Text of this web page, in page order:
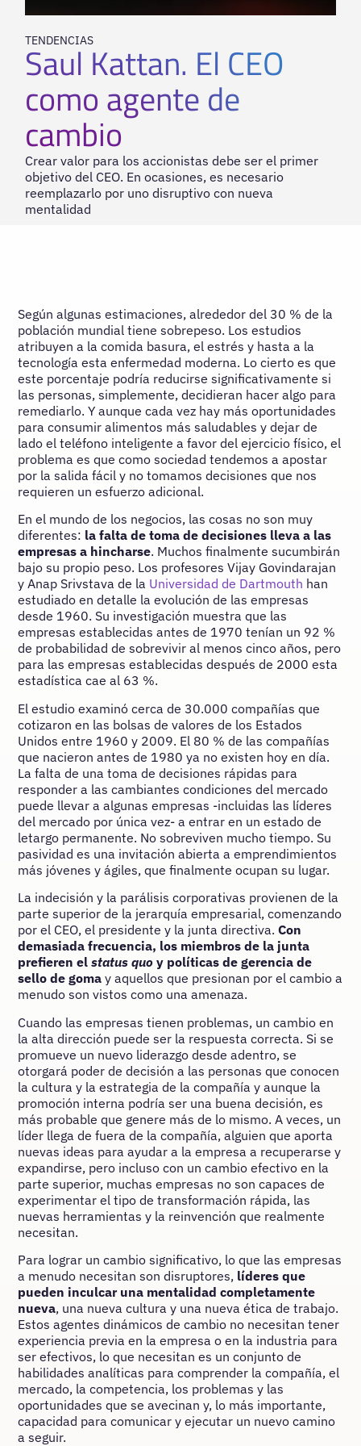
TENDENCIAS
Saul Kattan. El CEO
como agente de
cambio
Crear valor para los accionistas debe ser el primer
objetivo del CEO. En ocasiones, es necesario
reemplazarlo por uno disruptivo con nueva
mentalidad
Según algunas estimaciones, alrededor del 30 % de la
población mundial tiene sobrepeso. Los estudios
atribuyen a la comida basura, el estrés y hasta a la
tecnología esta enfermedad moderna. Lo cierto es que
este porcentaje podría reducirse significativamente si
las personas, simplemente, decidieran hacer algo para
remediarlo. Y aunque cada vez hay más oportunidades
para consumir alimentos más saludables y dejar de
lado el teléfono inteligente a favor del ejercicio físico, el
problema es que como sociedad tendemos a apostar
por la salida fácil y no tomamos decisiones que nos
requieren un esfuerzo adicional.
En el mundo de los negocios, las cosas no son muy
diferentes: la falta de toma de decisiones lleva a las
empresas a hincharse. Muchos finalmente sucumbirán
bajo su propio peso. Los profesores Vijay Govindarajan
y Anap Srivstava de la Universidad de Dartmouth han
estudiado en detalle la evolución de las empresas
desde 1960. Su investigación muestra que las
empresas establecidas antes de 1970 tenían un 92 %
de probabilidad de sobrevivir al menos cinco años, pero
para las empresas establecidas después de 2000 esta
estadística cae al 63 %.
El estudio examinó cerca de 30.000 compañías que
cotizaron en las bolsas de valores de los Estados
Unidos entre 1960 y 2009. El 80 % de las compañías
que nacieron antes de 1980 ya no existen hoy en día.
La falta de una toma de decisiones rápidas para
responder a las cambiantes condiciones del mercado
puede llevar a algunas empresas -incluidas las líderes
del mercado por única vez- a entrar en un estado de
letargo permanente. No sobreviven mucho tiempo. Su
pasividad es una invitación abierta a emprendimientos
más jóvenes y ágiles, que finalmente ocupan su lugar.
La indecisión y la parálisis corporativas provienen de la
parte superior de la jerarquía empresarial, comenzando
por el CEO, el presidente y la junta directiva. Con
demasiada frecuencia, los miembros de la junta
prefieren elstatus quo y políticas de gerencia de
sello de goma y aquellos que presionan por el cambio a
menudo son vistos como una amenaza.
Cuando las empresas tienen problemas, un cambio en
la alta dirección puede ser la respuesta correcta. Si se
promueve un nuevo liderazgo desde adentro, se
otorgará poder de decisión a las personas que conocen
la cultura y la estrategia de la compañía y aunque la
promoción interna podría ser una buena decisión, es
más probable que genere más de lo mismo. A veces, un
líder llega de fuera de la compañía, alguien que aporta
nuevas ideas para ayudar a la empresa a recuperarse y
expandirse, pero incluso con un cambio efectivo en la
parte superior, muchas empresas no son capaces de
experimentar el tipo de transformación rápida, las
nuevas herramientas y la reinvención que realmente
necesitan.
Para lograr un cambio significativo, lo que las empresas
a menudo necesitan son disruptores, líderes que
pueden inculcar una mentalidad completamente
nueva, una nueva cultura y una nueva ética de trabajo.
Estos agentes dinámicos de cambio no necesitan tener
experiencia previa en la empresa o en la industria para
ser efectivos, lo que necesitan es un conjunto de
habilidades analíticas para comprender la compañía, el
mercado, la competencia, los problemas y las
oportunidades que se avecinan y, lo más importante,
capacidad para comunicar y ejecutar un nuevo camino
a seguir.